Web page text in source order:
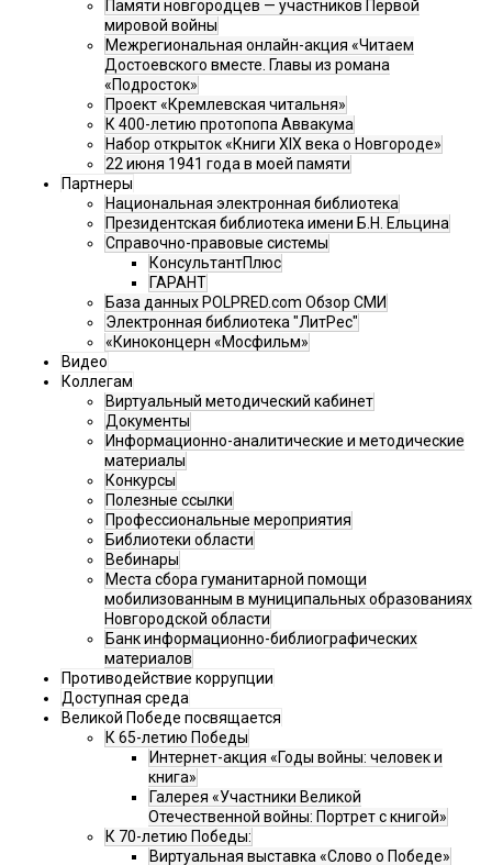
Памяти новгородцев — участников Первой
мировой войны
Межрегиональная онлайн-акция «Читаем
Достоевского вместе. Главы из романа
«Подросток»
Проект «Кремлевская читальня»
К 400-летию протопопа Аввакума
Набор открыток «Книги XIX века о Новгороде»
22 июня 1941 года в моей памяти
Партнеры
Национальная электронная библиотека
Президентская библиотека имени Б.Н. Ельцина
Справочно-правовые системы
КонсультантПлюс
ГАРАНТ
База данных POLPRED.com Обзор СМИ
Электронная библиотека "ЛитРес"
«Киноконцерн «Мосфильм»
Видео
Коллегам
Виртуальный методический кабинет
Документы
Информационно-аналитические и методические
материалы
Конкурсы
Полезные ссылки
Профессиональные мероприятия
Библиотеки области
Вебинары
Места сбора гуманитарной помощи
мобилизованным в муниципальных образованиях
Новгородской области
Банк информационно-библиографических
материалов
Противодействие коррупции
Доступная среда
Великой Победе посвящается
К 65-летию Победы
Интернет-акция «Годы войны: человек и
книга»
Галерея «Участники Великой
Отечественной войны: Портрет с книгой»
К 70-летию Победы:
Виртуальная выставка «Слово о Победе»